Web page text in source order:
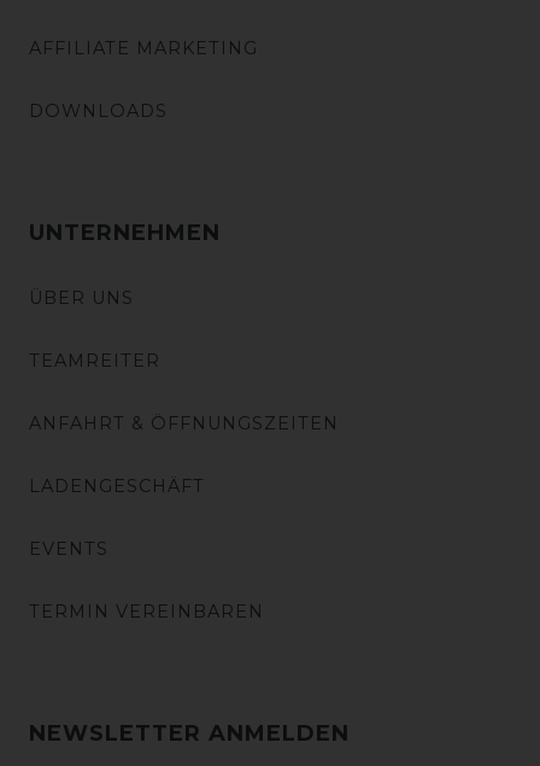
AFFILIATE MARKETING
DOWNLOADS
UNTERNEHMEN
ÜBER UNS
TEAMREITER
ANFAHRT & ÖFFNUNGSZEITEN
LADENGESCHÄFT
EVENTS
TERMIN VEREINBAREN
NEWSLETTER ANMELDEN